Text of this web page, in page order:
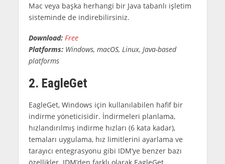
Mac veya başka herhangi bir Java tabanlı işletim
sisteminde de indirebilirsiniz.
Download: Free
Platforms: Windows, macOS, Linux, Java-based
platforms
2. EagleGet
EagleGet, Windows için kullanılabilen hafif bir
indirme yöneticisidir. İndirmeleri planlama,
hızlandırılmış indirme hızları (6 kata kadar),
temaları uygulama, hız limitlerini ayarlama ve
tarayıcı entegrasyonu gibi IDM’ye benzer bazı